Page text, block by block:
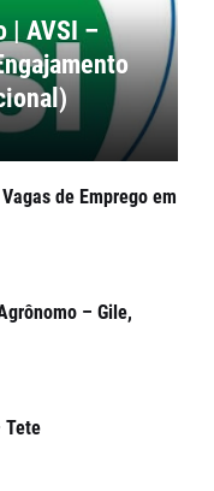
| AVSI –
de Emprego em
– Gile,
Tete